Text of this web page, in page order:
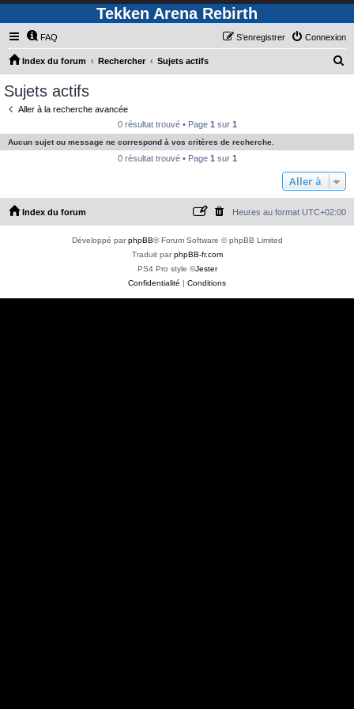
Tekken Arena Rebirth
FAQ Connexion
S’enregistrer
Index du forum Rechercher Sujets actifs
e
c
e
Sujets actifs
Aller à la recherche avancée
0 résultat trouvé • Page 1 sur 1
Aucun sujet ou message ne correspond à vos critères de recherche.
0 résultat trouvé • Page 1 sur 1
Aller à
Index du forum Heures au format UTC+02:00
Développé parphpBB® Forum Software © phpBB Limited
Traduit parphpBB-fr.com
PS4 Pro style ©Jester
Confidentialité | Conditions